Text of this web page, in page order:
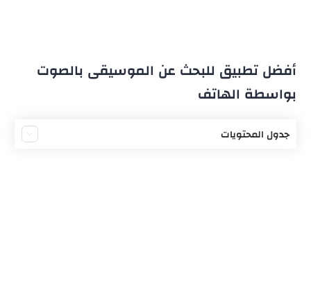
أفضل تطبيق للبحث عن الموسيقى بالصوت
بواسطة الهاتف
جدول المحتويات